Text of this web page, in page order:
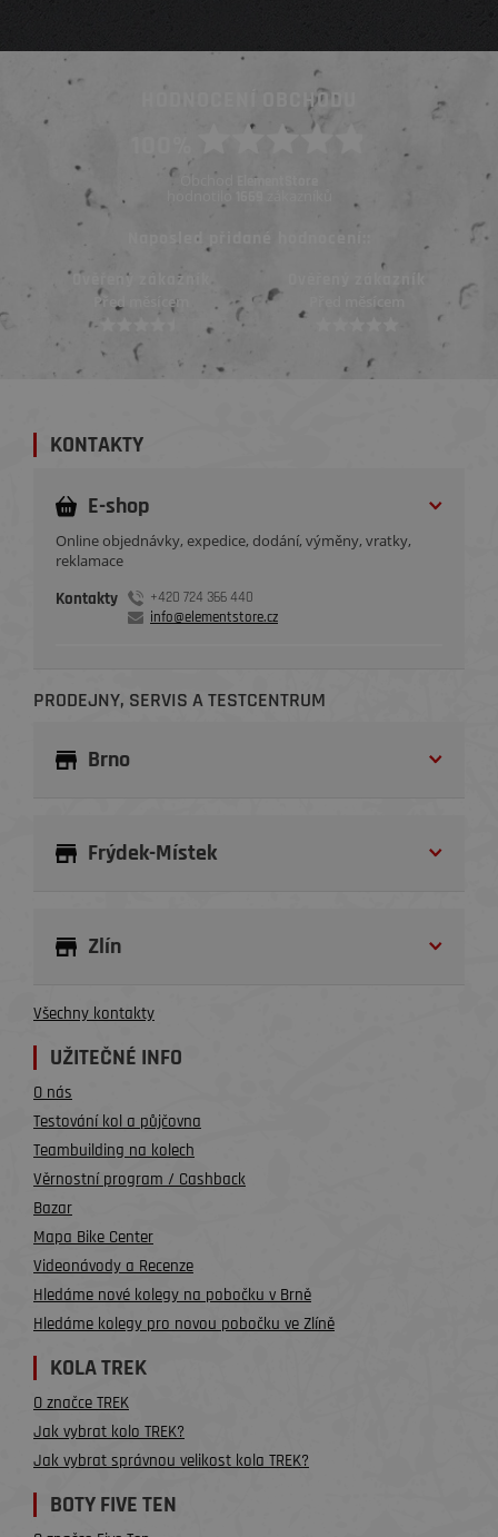
HODNOCENÍ OBCHODU
Obchod ElementStore
hodnotilo
Naposled přidané hodnocení::
Ověřený zákazník
Před měsícem
KONTAKTY
E-shop
Online objednávky, expedice, dodání, výměny, vratky,
reklamace
Kontakty
+420 724 366 440
info@elementstore.cz
PRODEJNY, SERVIS A TESTCENTRUM
Brno
Frýdek-Místek
Zlín
Všechny kontakty
UŽITEČNÉ INFO
O nás
Testování kol a půjčovna
Teambuilding na kolech
Věrnostní program / Cashback
Bazar
Mapa Bike Center
Videonávody a Recenze
Hledáme nové kolegy na pobočku v Brně
Hledáme kolegy pro novou pobočku ve Zlíně
KOLA TREK
O značce TREK
Jak vybrat kolo TREK?
Jak vybrat správnou velikost kola TREK?
BOTY FIVE TEN